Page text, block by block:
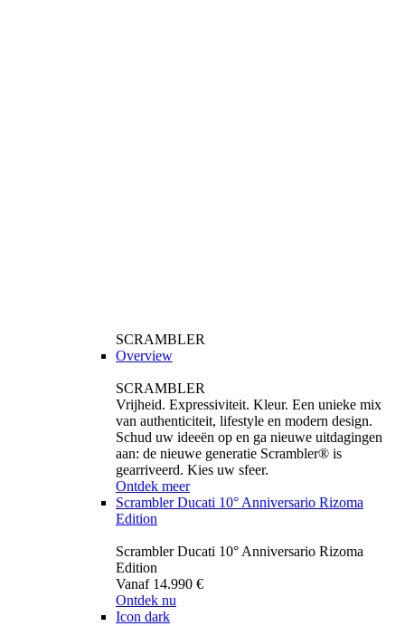
SCRAMBLER
Overview
SCRAMBLER
Vrijheid. Expressiviteit. Kleur. Een unieke mix
van authenticiteit, lifestyle en modern design.
Schud uw ideeën op en ga nieuwe uitdagingen
aan: de nieuwe generatie Scrambler® is
gearriveerd. Kies uw sfeer.
Ontdek meer
Scrambler Ducati 10° Anniversario Rizoma
Edition
Scrambler Ducati 10° Anniversario Rizoma
Edition
Vanaf 14.990 €
Ontdek nu
Icon dark